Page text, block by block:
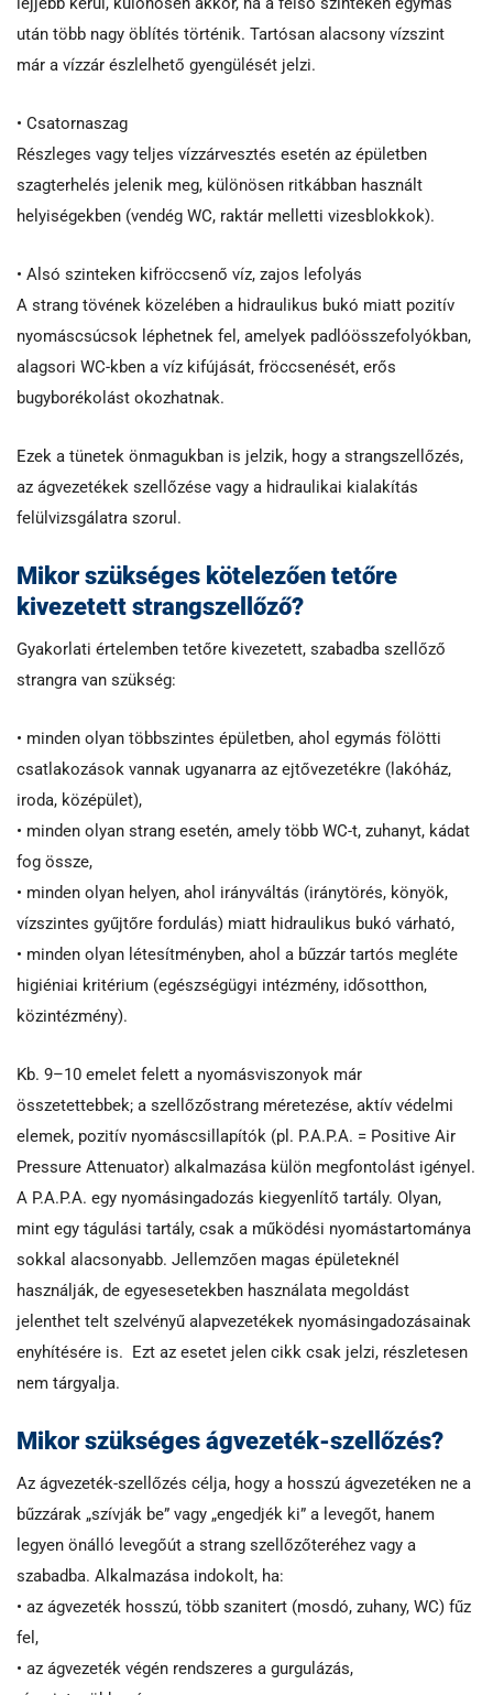
után több nagy öblítés történik. Tartósan alacsony vízszint
már a vízzár észlelhető gyengülését jelzi.
• Csatornaszag
Részleges vagy teljes vízzárvesztés esetén az épületben
szagterhelés jelenik meg, különösen ritkábban használt
helyiségekben (vendég WC, raktár melletti vizesblokkok).
• Alsó szinteken kifröccsenő víz, zajos lefolyás
A strang tövének közelében a hidraulikus bukó miatt pozitív
nyomáscsúcsok léphetnek fel, amelyek padlóösszefolyókban,
alagsori WC-kben a víz kifújását, fröccsenését, erős
bugyborékolást okozhatnak.
Ezek a tünetek önmagukban is jelzik, hogy a strangszellőzés,
az ágvezetékek szellőzése vagy a hidraulikai kialakítás
felülvizsgálatra szorul.
Mikor szükséges kötelezően tetőre
kivezetett strangszellőző?
Gyakorlati értelemben tetőre kivezetett, szabadba szellőző
strangra van szükség:
• minden olyan többszintes épületben, ahol egymás fölötti
csatlakozások vannak ugyanarra az ejtővezetékre (lakóház,
iroda, középület),
• minden olyan strang esetén, amely több WC-t, zuhanyt, kádat
fog össze,
• minden olyan helyen, ahol irányváltás (iránytörés, könyök,
vízszintes gyűjtőre fordulás) miatt hidraulikus bukó várható,
• minden olyan létesítményben, ahol a bűzzár tartós megléte
higiéniai kritérium (egészségügyi intézmény, idősotthon,
közintézmény).
Kb. 9–10 emelet felett a nyomásviszonyok már
összetettebbek; a szellőzőstrang méretezése, aktív védelmi
elemek, pozitív nyomáscsillapítók (pl. P.A.P.A. = Positive Air
Pressure Attenuator) alkalmazása külön megfontolást igényel.
A P.A.P.A. egy nyomásingadozás kiegyenlítő tartály. Olyan,
mint egy tágulási tartály, csak a működési nyomástartománya
sokkal alacsonyabb. Jellemzően magas épületeknél
használják, de egyesesetekben használata megoldást
jelenthet telt szelvényű alapvezetékek nyomásingadozásainak
enyhítésére is. Ezt az esetet jelen cikk csak jelzi, részletesen
nem tárgyalja.
Mikor szükséges ágvezeték-szellőzés?
Az ágvezeték-szellőzés célja, hogy a hosszú ágvezetéken ne a
bűzzárak „szívják be” vagy „engedjék ki” a levegőt, hanem
legyen önálló levegőút a strang szellőzőteréhez vagy a
szabadba. Alkalmazása indokolt, ha:
• az ágvezeték hosszú, több szanitert (mosdó, zuhany, WC) fűz
fel,
• az ágvezeték végén rendszeres a gurgulázás,